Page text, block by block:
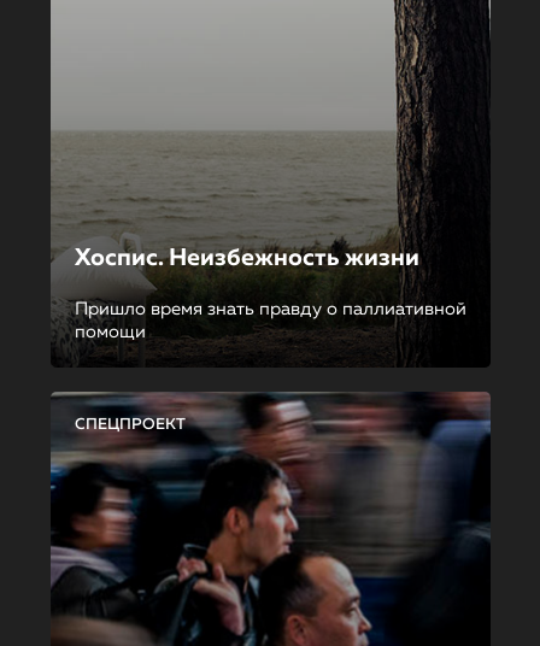
Хоспис. Неизбежность жизни
Пришло время знать правду о паллиативной
помощи
СПЕЦПРОЕКТ